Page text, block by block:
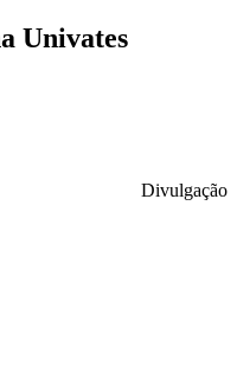
Univates
Divulgação